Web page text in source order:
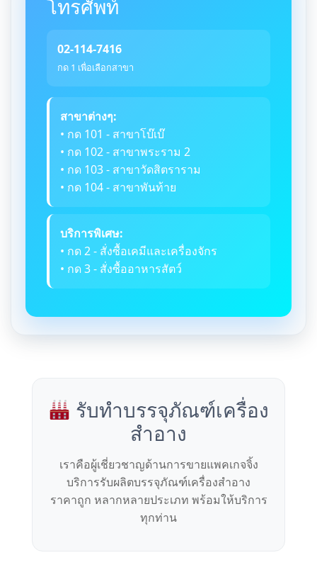
โทรศัพท์
02-114-7416
กด 1 เพื่อเลือกสาขา
สาขาต่างๆ:
• กด 101 - สาขาโบ๊เบ๊
• กด 102 - สาขาพระราม 2
• กด 103 - สาขาวัดสิตราราม
• กด 104 - สาขาพันท้าย
บริการพิเศษ:
• กด 2 - สั่งซื้อเคมีและเครื่องจักร
• กด 3 - สั่งซื้ออาหารสัตว์
รับทำบรรจุภัณฑ์เครื่อง
สำอาง
เราคือผู้เชี่ยวชาญด้านการขายแพคเกจจิ้ง
บริการรับผลิตบรรจุภัณฑ์เครื่องสำอาง
ราคาถูก หลากหลายประเภท พร้อมให้บริการ
ทุกท่าน